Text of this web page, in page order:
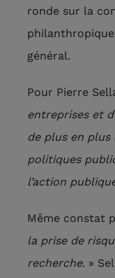
ronde sur la
général.
Pour Pierre
entreprises et
de plus en plus
politiques
l’action
Même constat
la prise de
recherche. »